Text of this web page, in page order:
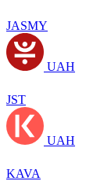
JASMY
UAH
JST
UAH
KAVA